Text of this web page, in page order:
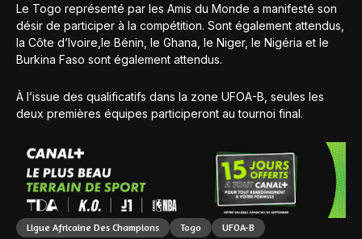
Le Togo représenté par les Amis du Monde a manifesté son
désir de participer à la compétition. Sont également attendus,
la Côte d’Ivoire,le Bénin, le Ghana, le Niger, le Nigéria et le
Burkina Faso sont également attendus.
À l’issue des qualificatifs dans la zone UFOA-B, seules les
deux premières équipes participeront au tournoi final.
Ligue Africaine Des Champions Togo UFOA-B